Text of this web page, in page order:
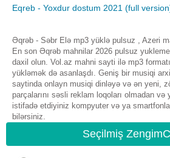
Eqreb - Yoxdur dostum 2021 (full
Əqrəb - Səbr Elə mp3 yüklə pulsuz , Azeri
En son Əqrəb mahnilar 2026 pulsuz
daxil olun. Vol.az mahni sayti ilə mp3
yükləmək də asanlaşdı. Geniş bir musiqi
saytinda onlayn musiqi dinləyə və ən yeni,
parçalarını səsli reklam loqoları olmadan
istifadə etdiyiniz kompyuter və ya
bilərsiniz.
Seçilmiş